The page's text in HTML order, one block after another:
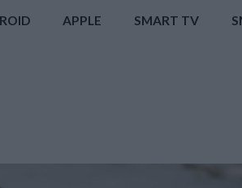
APPLE SMART TV